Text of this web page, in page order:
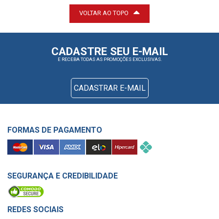
VOLTAR AO TOPO
CADASTRE SEU E-MAIL
E RECEBA TODAS AS PROMOÇÕES EXCLUSIVAS.
CADASTRAR E-MAIL
FORMAS DE PAGAMENTO
SEGURANÇA E CREDIBILIDADE
REDES SOCIAIS